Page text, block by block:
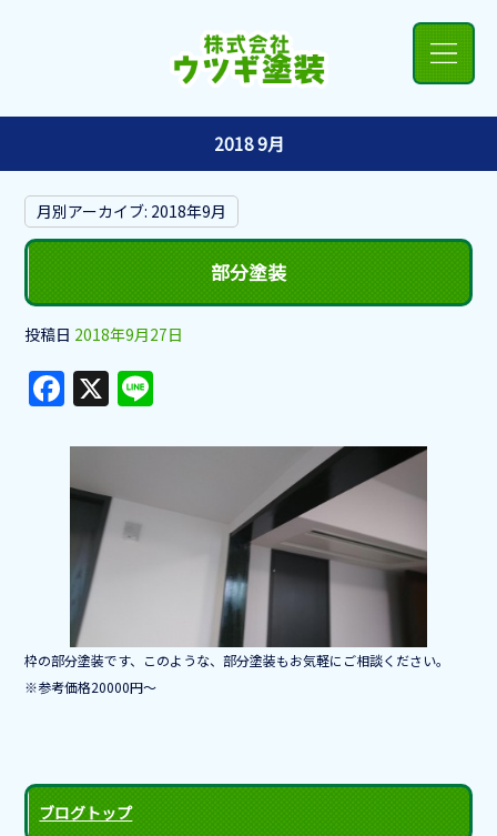
2018 9月
月別アーカイブ: 2018年9月
部分塗装
投稿日 2018年9月27日
F
a
c
e
b
o
o
k
X
e
枠の部分塗装です、このような、部分塗装もお気軽にご相談ください。
※参考価格20000円～
ブログトップ